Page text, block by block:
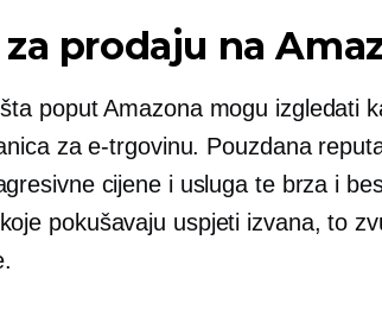
prodaju na
poput Amazona mogu izgledati
za e-trgovinu. Pouzdana
cijene i usluga te brza i
pokušavaju uspjeti izvana, to